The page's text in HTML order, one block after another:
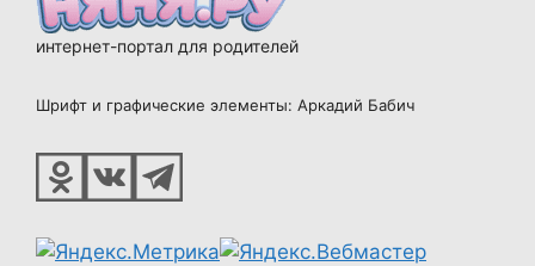
интернет-портал для родителей
Шрифт и графические элементы: Аркадий Бабич